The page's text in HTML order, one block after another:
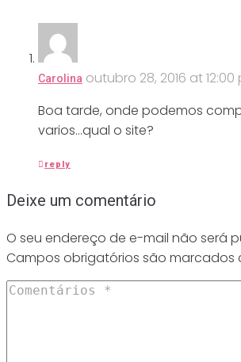
Carolina outubro 28, 2016 at 12:00
Boa tarde, onde podemos
varios…qual o site?
reply
Deixe um comentário
O seu endereço de e-mail não será
Campos obrigatórios são marcados